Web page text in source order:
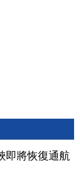
即將恢復通航